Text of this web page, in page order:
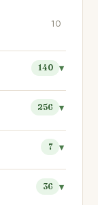
10
140
256
7
36